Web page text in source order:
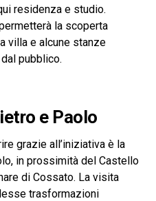
residenza e studio.
la scoperta
villa e alcune stanze
pubblico.
e Paolo
grazie all’iniziativa è la
in prossimità del Castello
di Cossato. La visita
trasformazioni